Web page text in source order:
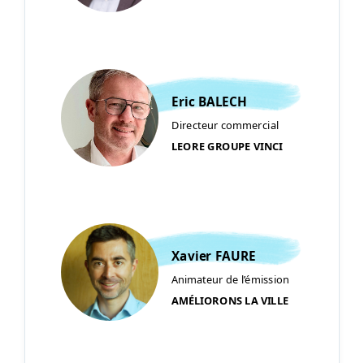
Eric BALECH
Directeur commercial
LEORE GROUPE VINCI
Xavier FAURE
Animateur de l’émission
AMÉLIORONS LA VILLE